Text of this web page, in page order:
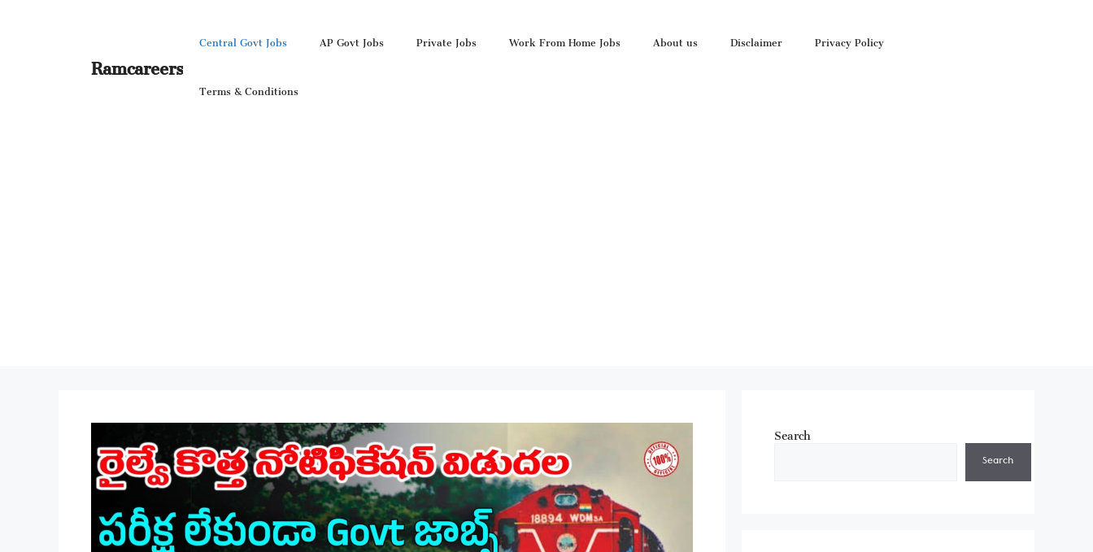
Ramcareers
Central Govt Jobs AP Govt Jobs Private Jobs Work From Home Jobs About us Disclaimer
Privacy Policy
Terms & Conditions
Search
Search